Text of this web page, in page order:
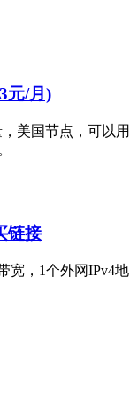
元/月)
美国节点，可以用
链接
宽，1个外网IPv4地